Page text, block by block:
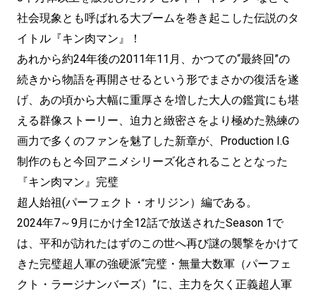
社会現象とも呼ばれる大ブームを巻き起こした伝説のタ
イトル『キン肉マン』！
あれから約24年後の2011年11月、かつての“最終回”の
続きから物語を再開させるという形でまさかの復活を遂
げ、あの頃から大幅に重厚さを増した大人の鑑賞にも堪
える群像ストーリー、迫力と緻密さをより極めた熟練の
画力で多くのファンを魅了した新章が、Production I.G
制作のもと今回アニメシリーズ化されることとなった
『キン肉マン』完璧
超人始祖(パーフェクト・オリジン）編である。
2024年7～9月にかけ全12話で放送されたSeason 1で
は、平和が訪れたはずのこの世へ再び謎の襲撃をかけて
きた完璧超人軍の強硬派“完璧・無量大数軍（パーフェ
クト・ラージナンバーズ）”に、主力を欠く正義超人軍